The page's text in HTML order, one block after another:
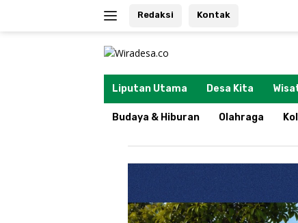
Redaksi Kontak
Liputan Utama Desa Kita
Budaya & Hiburan Olahraga